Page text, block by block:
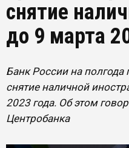
снятие
до 9 марта
Банк России на полгода
снятие наличной
2023 года. Об этом
Центробанка